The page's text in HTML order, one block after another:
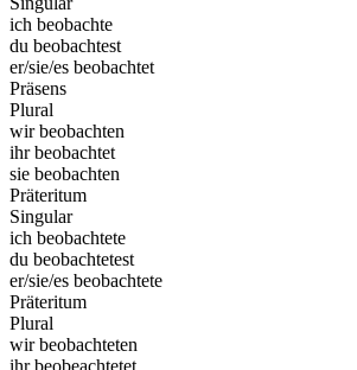
ich beobachte
du beobachtest
er/sie/es beobachtet
Präsens
Plural
wir beobachten
ihr beobachtet
sie beobachten
Präteritum
Singular
ich beobachtete
du beobachtetest
er/sie/es beobachtete
Präteritum
Plural
wir beobachteten
ihr beobeachtetet